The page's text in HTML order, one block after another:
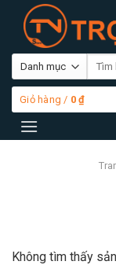
content
Tìm
Giỏ hàng / 0₫
Không tìm thấy